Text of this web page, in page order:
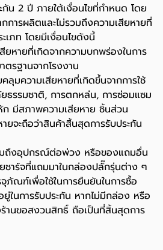
2 ปี ภายใต้เงื่อนไขที่กำหนด โดย
การผลิตและไม่รวมถึงความเสียหายที่
เภท โดยมีเงื่อนไขดังนี้
ยหายที่เกิดจากความบกพร่องในการ
รฐานจากโรงงาน
ลุมความเสียหายที่เกิดขึ้นจากการใช้
รรมชาติ, การตกหล่น, การซ่อมแซม
มีสภาพความเสียหาย ชิ้นส่วน
จะถือว่าสินค้าสิ้นสุดการรับประกัน
มถึงอุปกรณ์ต่อพ่วง หรือของแถมอื่น
ชาร์จที่แถมมาในกล่องปลั๊กรุ่นต่าง ๆ
ณฑ์เพื่อใช้ในการยืนยันในการซื้อ
ในการรับประกัน หากไม่มีกล่อง หรือ
านขอสงวนสิทธิ์ ถือเป็นที่สิ้นสุดการ